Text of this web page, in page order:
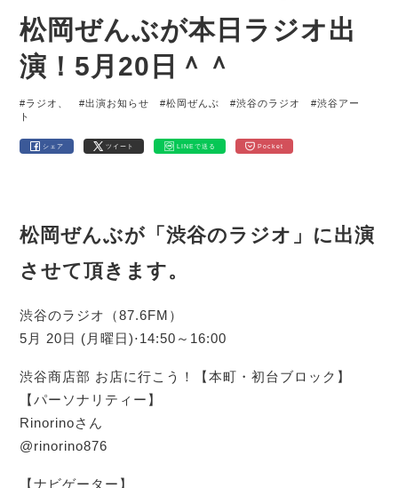
松岡ぜんぶが本日ラジオ出
演！5月20日＾＾
#ラジオ、 #出演お知らせ #松岡ぜんぶ #渋谷のラジオ
#渋谷アー
ト
シェア ツイート LINEで送る Pocket
松岡ぜんぶが「渋谷のラジオ」に出演
させて頂きます。
渋谷のラジオ（87.6FM）
5月 20日 (月曜日)⋅14:50～16:00
渋谷商店部 お店に行こう！【本町・初台ブロック】
【パーソナリティー】
Rinorinoさん
@rinorino876
【ナビゲーター】